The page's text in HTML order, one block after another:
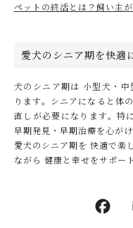
ペットの終活とは？飼い主
愛犬のシニア期を快適
犬のシニア期は 小型犬・
ります。シニアになると体
直しが必要になります。特
早期発見・早期治療を心がけ
愛犬のシニア期を 快適で楽
ながら 健康と幸せをサポー